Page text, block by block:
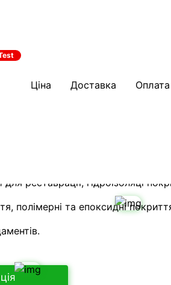
Ціна Доставка Оплата
покрівлі,
Полміерні
реставрації, гідроізоляці
полімерні та епоксидні